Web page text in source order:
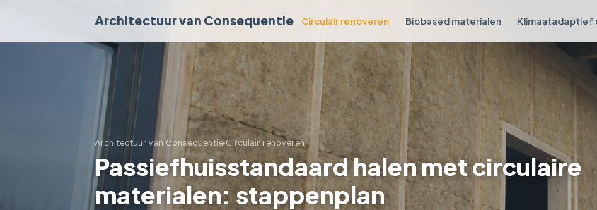
Architectuur van Consequentie Circulair renoveren Biobased materialen Klimaatadaptief
Architectuur van Consequentie›Circulair renoveren
Passiefhuisstandaard halen met circulaire
materialen: stappenplan